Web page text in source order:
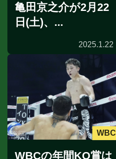
亀田京之介が2月22
日(土)、...
2025.1.22
WBC
WBCの年間KO賞は